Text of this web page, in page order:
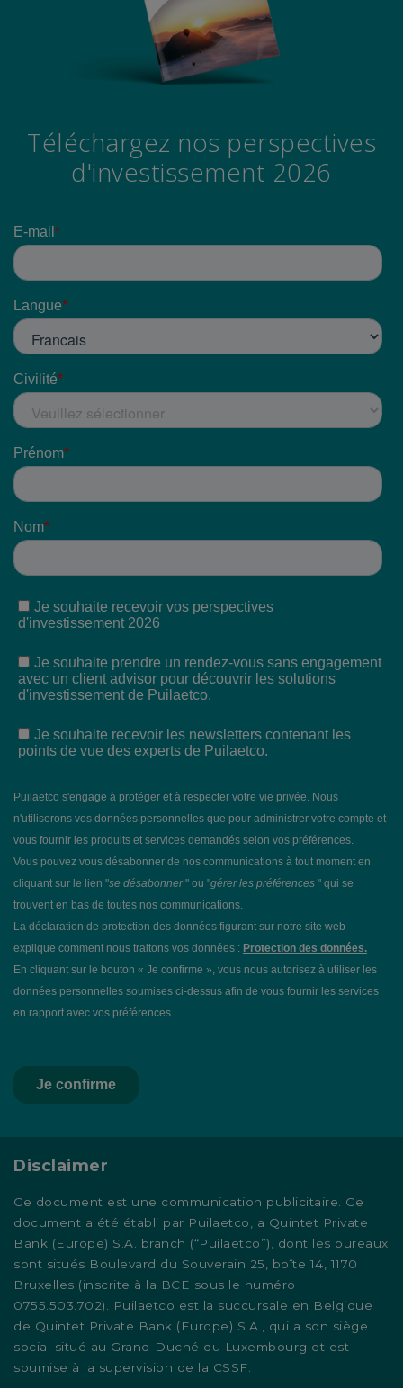
Téléchargez nos perspectives
d'investissement 2026
Disclaimer
Ce document est une communication publicitaire. Ce
document a été établi par Puilaetco, a Quintet Private
Bank (Europe) S.A. branch (“Puilaetco”), dont les bureaux
sont situés Boulevard du Souverain 25, boîte 14, 1170
Bruxelles (inscrite à la BCE sous le numéro
0755.503.702). Puilaetco est la succursale en Belgique
de Quintet Private Bank (Europe) S.A., qui a son siège
social situé au Grand-Duché du Luxembourg et est
soumise à la supervision de la CSSF.